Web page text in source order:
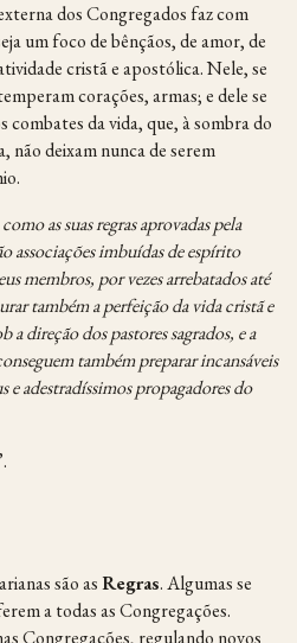
dos Congregados faz com
um foco de bênçãos, de amor, de
cristã e apostólica. Nele, se
corações, armas; e dele se
combates da vida, que, à sombra do
não deixam nunca de serem
como assuasregrasaprovadas pela
associações imbuídas de espírito
membros, por vezes arrebatados até
também a perfeição da vida cristã e
a direção dos pastores sagrados, e a
também preparar incansáveis
e adestradíssimos propagadores do
são asRegras. Algumas se
a todas as Congregações.
Congregações, regulando novos